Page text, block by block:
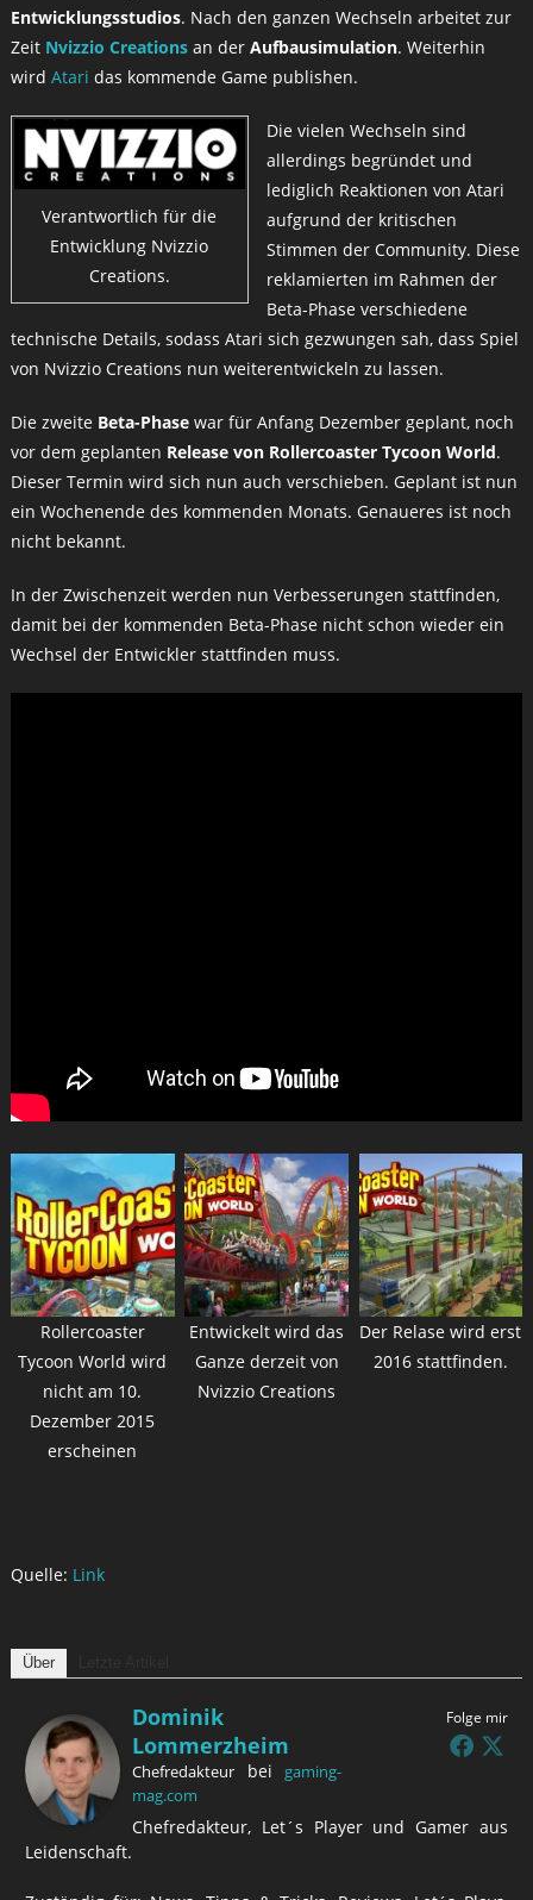
Entwicklungsstudios. Nach den ganzen Wechseln arbeitet zur
Zeit Nvizzio Creationsan der Aufbausimulation. Weiterhin
wird Atari das kommende Game publishen.
Verantwortlich für die
Entwicklung Nvizzio
Creations.
Die vielen Wechseln sind
allerdings begründet und
lediglich Reaktionen von Atari
aufgrund der kritischen
Stimmen der Community. Diese
reklamierten im Rahmen der
Beta-Phase verschiedene
technische Details, sodass Atari sich gezwungen sah, dass Spiel
von Nvizzio Creations nun weiterentwickeln zu lassen.
Die zweite Beta-Phasewar für Anfang Dezember geplant, noch
vor dem geplanten Release von Rollercoaster Tycoon World.
Dieser Termin wird sich nun auch verschieben. Geplant ist nun
ein Wochenende des kommenden Monats. Genaueres ist noch
nicht bekannt.
In der Zwischenzeit werden nun Verbesserungen stattfinden,
damit bei der kommenden Beta-Phase nicht schon wieder ein
Wechsel der Entwickler stattfinden muss.
Rollercoaster
Tycoon World wird
nicht am 10.
Dezember 2015
erscheinen
Entwickelt wird das
Ganze derzeit von
Nvizzio Creations
Der Relase wird erst
2016 stattfinden.
Quelle: Link
Über
Folge mir
Dominik
Lommerzheim
Chefredakteurbei gaming-
mag.com
Chefredakteur, Let´s Player und Gamer aus
Leidenschaft.